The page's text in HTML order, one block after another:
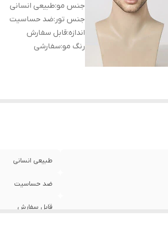
جنس مو:طبیعی انسانی
جنس تور :ضد حساسیت
اندازه:قابل سفارش
رنگ مو:سفارشی
طبیعی انسانی
ضد حساسیت
قابل سفارش